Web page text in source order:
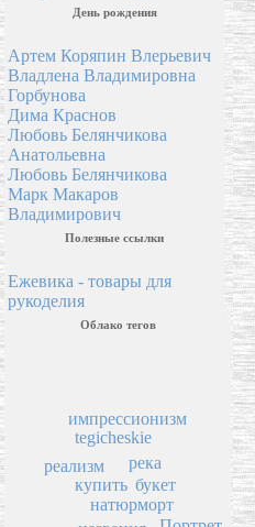
День рождения
Артем Коряпин Влерьевич
Владлена Владимировна
Горбунова
Дима Краснов
Любовь Белянчикова
Анатольевна
Любовь Белянчикова
Марк Макаров
Владимирович
Полезные ссылки
Ежевика - товары для
рукоделия
Облако тегов
натюрморт
купить букет
река
tegicheskie
реализм
импрессионизм